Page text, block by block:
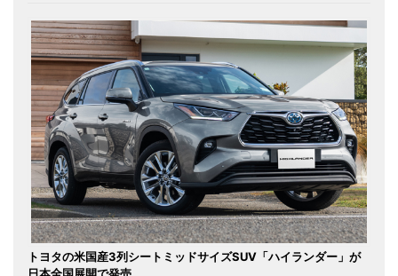
トヨタの米国産3列シートミッドサイズSUV「ハイランダー」が